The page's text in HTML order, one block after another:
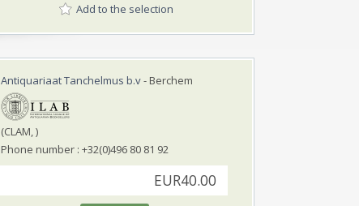
Add to the selection
Antiquariaat Tanchelmus b.v- Berchem
(CLAM, )
Phone number : +32(0)496 80 81 92
EUR40.00